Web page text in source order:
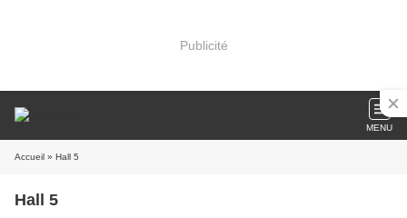
Publicité
MENU
Accueil » Hall 5
Hall 5